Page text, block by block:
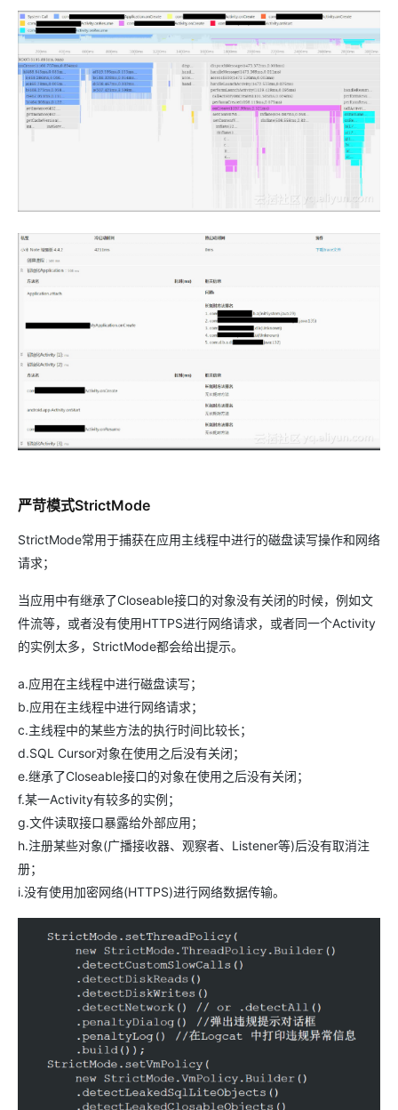
严苛模式StrictMode
StrictMode常用于捕获在应用主线程中进行的磁盘读写操作和网络
请求；
当应用中有继承了Closeable接口的对象没有关闭的时候，例如文
件流等，或者没有使用HTTPS进行网络请求，或者同一个Activity
的实例太多，StrictMode都会给出提示。
a.应用在主线程中进行磁盘读写；
b.应用在主线程中进行网络请求；
c.主线程中的某些方法的执行时间比较长；
d.SQL Cursor对象在使用之后没有关闭；
e.继承了Closeable接口的对象在使用之后没有关闭；
f.某一Activity有较多的实例；
g.文件读取接口暴露给外部应用；
h.注册某些对象(广播接收器、观察者、Listener等)后没有取消注
册；
i.没有使用加密网络(HTTPS)进行网络数据传输。